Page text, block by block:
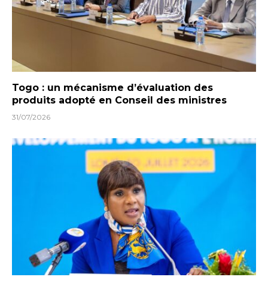
Togo : un mécanisme d’évaluation des
produits adopté en Conseil des ministres
31/07/2026